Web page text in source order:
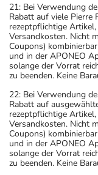
21: Bei Verwendung
Rabatt auf viele Pierre
rezeptpflichtige
Versandkosten. Nicht
Coupons)
und in der APONEO
solange der Vorrat
zu beenden. Keine
22: Bei Verwendung
Rabatt auf
rezeptpflichtige
Versandkosten. Nicht
Coupons)
und in der APONEO
solange der Vorrat
zu beenden. Keine